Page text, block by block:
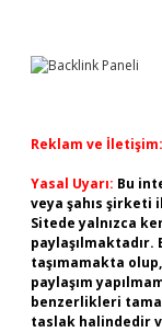
Reklam ve İletişim:
Yasal Uyarı: Bu
veya şahıs şirketi
Sitede yalnızca
taşımamakta
paylaşım
benzerlikleri
taslak halindedir